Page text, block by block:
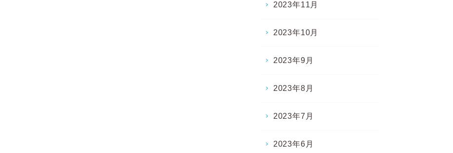
2023年11月
2023年10月
2023年9月
2023年8月
2023年7月
2023年6月